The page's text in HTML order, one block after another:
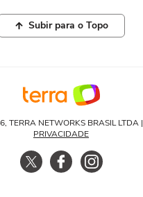
Subir para o Topo
TERRA NETWORKS BRASIL LTDA |
PRIVACIDADE